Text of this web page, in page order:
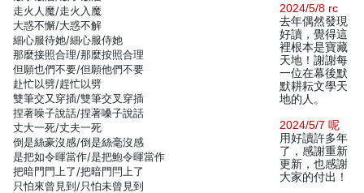
走火人魔/走火入魔
大惑不懈/大惑不解
細心服待她/細心服侍她
那麼接照合理/那麼按照合理
但願也們不要/但願他們不要
赴忙以劈/趕忙以劈
雙筆交又穿插/雙筆交叉穿插
捏著噪子說話/捏著嗓子說話
丈大一死/丈夫一死
倒是絲豪沒感/倒是絲毫沒感
是把如令暉當作/是把鮑令暉當作
把暗門門上了/把暗門閂上了
只怕來曾見到/只怕未曾見到
2024/5/8 rc
去年偶然發現
好讀，覺得這
裡根本是寶藏
天地！謝謝每
一位在幕後默
默耕耘文學天
地的人。
2024/5/7 呢
用好讀許多年
了，感謝重新
更新，也感謝
大家的付出！